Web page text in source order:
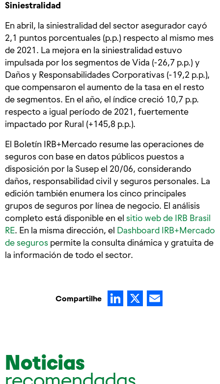
Siniestralidad
En abril, la siniestralidad del sector asegurador cayó
2,1 puntos porcentuales (p.p.) respecto al mismo mes
de 2021. La mejora en la siniestralidad estuvo
impulsada por los segmentos de Vida (-26,7 p.p.) y
Daños y Responsabilidades Corporativas (-19,2 p.p.),
que compensaron el aumento de la tasa en el resto
de segmentos. En el año, el índice creció 10,7 p.p.
respecto a igual período de 2021, fuertemente
impactado por Rural (+145,8 p.p.).
El Boletín IRB+Mercado resume las operaciones de
seguros con base en datos públicos puestos a
disposición por la Susep el 20/06, considerando
daños, responsabilidad civil y seguros personales. La
edición también enumera los cinco principales
grupos de seguros por línea de negocio. El análisis
completo está disponible en el sitio web de IRB Brasil
RE. En la misma dirección, el Dashboard IRB+Mercado
de seguros permite la consulta dinámica y gratuita de
la información de todo el sector.
Compartilhe LinkedIn
X
Noticias